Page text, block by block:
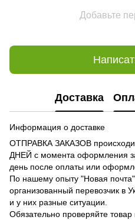
Добавьте
Доставка
Информация о доставке
ОТПРАВКА ЗАКАЗОВ
ДНЕЙ с момента оформления
день после оплаты или
По нашему опыту "Новая
организованный перевозчик в
и у них разные ситуации.
Обязательно проверяйте